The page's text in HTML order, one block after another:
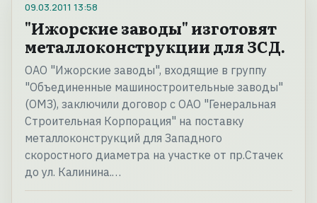
09.03.2011 13:58
"Ижорские заводы" изготовят
металлоконструкции для ЗСД.
ОАО "Ижорские заводы", входящие в группу
"Объединенные машиностроительные заводы"
(ОМЗ), заключили договор с ОАО "Генеральная
Строительная Корпорация" на поставку
металлоконструкций для Западного
скоростного диаметра на участке от пр.Стачек
до ул. Калинина.…